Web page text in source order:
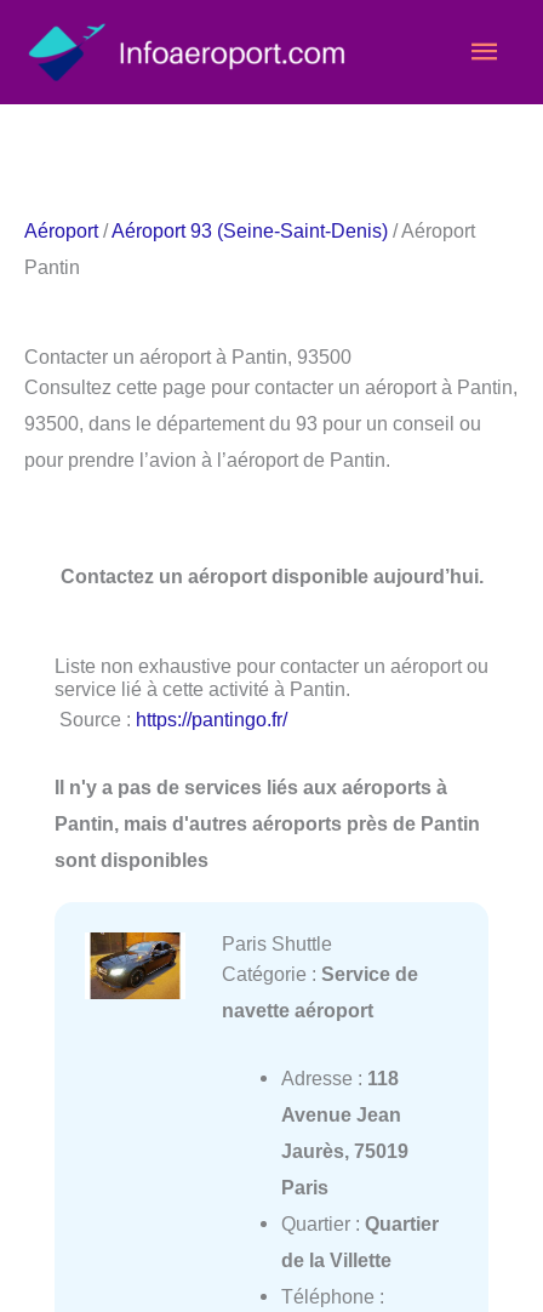
Aéroport/Aéroport 93 (Seine-Saint-Denis) / Aéroport
Pantin
Contacter un aéroport à Pantin, 93500
Consultez cette page pour contacter un aéroport à Pantin,
93500, dans le département du 93 pour un conseil ou
pour prendre l’avion à l’aéroport de Pantin.
Contactez un aéroport disponible aujourd’hui.
Liste non exhaustive pour contacter un aéroport ou
service lié à cette activité à Pantin.
Source : https://pantingo.fr/
Il n'y a pas de services liés aux aéroports à
Pantin, mais d'autres aéroports près de Pantin
sont disponibles
Paris Shuttle
Catégorie : Service de
navette aéroport
Adresse : 118
Avenue Jean
Jaurès, 75019
Paris
Quartier : Quartier
de la Villette
Téléphone :